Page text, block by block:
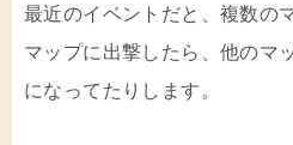
最近のイベントだと、複数の
マップに出撃したら、他のマ
になってたりします。